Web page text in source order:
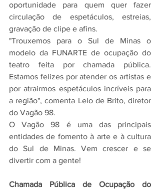
oportunidade para quem quer fazer
circulação de espetáculos, estreias,
gravação de clipe e afins.
"Trouxemos para o Sul de Minas o
modelo da FUNARTE de ocupação do
teatro feita por chamada pública.
Estamos felizes por atender os artistas e
por atrairmos espetáculos incríveis para
a região", comenta Lelo de Brito, diretor
do Vagão 98.
O Vagão 98 é uma das principais
entidades de fomento à arte e à cultura
do Sul de Minas. Vem crescer e se
divertir com a gente!
Chamada Pública de Ocupação do